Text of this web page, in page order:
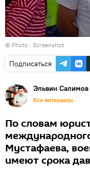
© Photo : Screenshot
Подписаться
Эльвин Салимов
Все материалы
По словам
Мустафаева,
имеют срока